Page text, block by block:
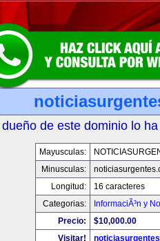
dueño de este dominio lo
Mayusculas:
Minusculas:
Longitud:
16 caracteres
Categorias:
InformaciÃ³n y
Precio:
$10,000.00
Visitar!